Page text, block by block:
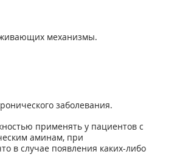
механизмы.
заболевания.
применять у пациентов с
аминам, при
в случае появления каких-либо